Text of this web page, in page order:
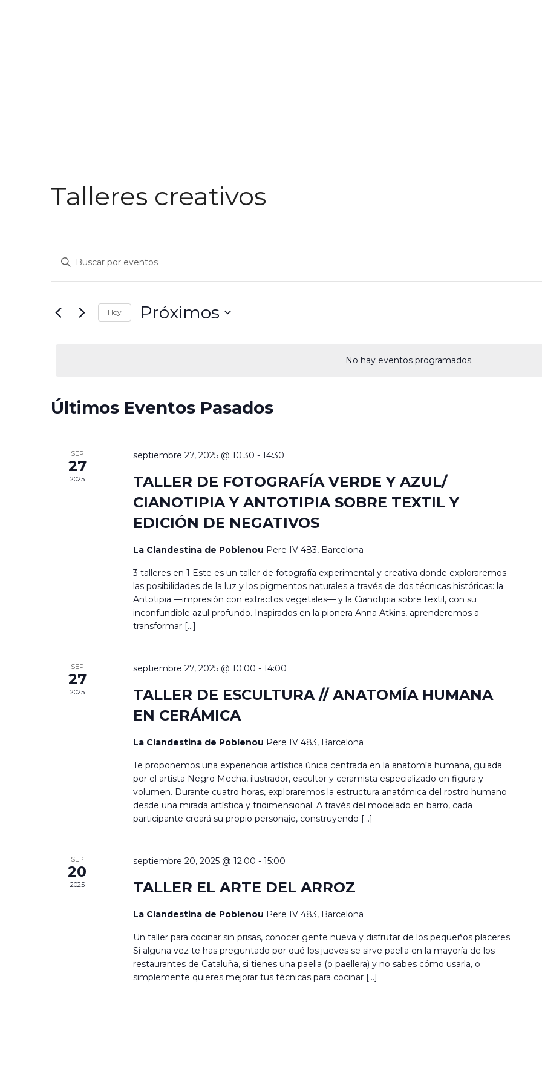
Talleres creativos
No hay eventos programados.
Navegación
de
búsqueda
vistas
Introduce
palabra
Busca
Hoy Próximos
Últimos Eventos Pasados
SEP
27
2025
septiembre 27, 2025 @ 10:30 - 14:30
TALLER DE FOTOGRAFÍA VERDE Y AZUL/
CIANOTIPIA Y ANTOTIPIA SOBRE TEXTIL Y
EDICIÓN DE NEGATIVOS
La Clandestina de Poblenou Pere IV 483, Barcelona
3 talleres en 1 Este es un taller de fotografía experimental y creativa donde exploraremos
las posibilidades de la luz y los pigmentos naturales a través de dos técnicas históricas: la
Antotipia —impresión con extractos vegetales— y la Cianotipia sobre textil, con su
inconfundible azul profundo. Inspirados en la pionera Anna Atkins, aprenderemos a
transformar […]
SEP
27
2025
septiembre 27, 2025 @ 10:00 - 14:00
TALLER DE ESCULTURA // ANATOMÍA HUMANA
EN CERÁMICA
La Clandestina de Poblenou Pere IV 483, Barcelona
Te proponemos una experiencia artística única centrada en la anatomía humana, guiada
por el artista Negro Mecha, ilustrador, escultor y ceramista especializado en figura y
volumen. Durante cuatro horas, exploraremos la estructura anatómica del rostro humano
desde una mirada artística y tridimensional. A través del modelado en barro, cada
participante creará su propio personaje, construyendo […]
SEP
20
2025
septiembre 20, 2025 @ 12:00 - 15:00
TALLER EL ARTE DEL ARROZ
La Clandestina de Poblenou Pere IV 483, Barcelona
Un taller para cocinar sin prisas, conocer gente nueva y disfrutar de los pequeños placeres
Si alguna vez te has preguntado por qué los jueves se sirve paella en la mayoría de los
restaurantes de Cataluña, si tienes una paella (o paellera) y no sabes cómo usarla, o
simplemente quieres mejorar tus técnicas para cocinar […]